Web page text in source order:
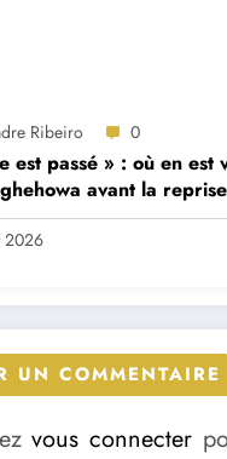
Ribeiro 0
est passé » : où en est
avant la
2026
UN COMMENTAIRE
vous connecter